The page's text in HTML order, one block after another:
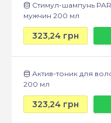
Стимул-шампунь
мужчин 200 мл
323,24 грн
Актив-тоник для
200 мл
323,24 грн